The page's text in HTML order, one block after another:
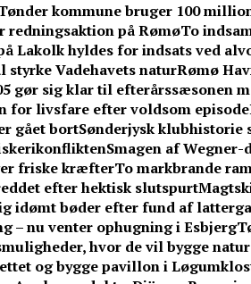
kommune bruger 100
på RømøTo
Lakolk hyldes for indsats ved
Vadehavets naturRømø
gør sig klar til efterårssæsonen
for livsfare efter voldsom episode
gået bortSønderjysk klubhistorie
Smagen af
friske kræfterTo markbrande
efter hektisk slutspurt
idømt bøder efter fund af
– nu venter ophugning i Esbjerg
hvor de vil bygge
og bygge pavillon i